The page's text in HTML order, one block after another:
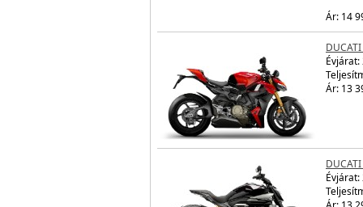
Ár: 14
DUCATI
Évjárat:
Ár: 13
Évjárat: